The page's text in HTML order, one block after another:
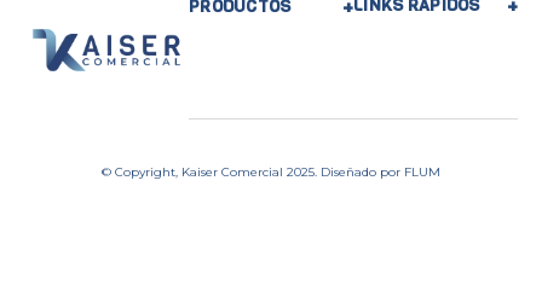
PRODUCTOS LINKS RÁPIDOS
© Copyright, Kaiser Comercial 2025. Diseñado por FLUM